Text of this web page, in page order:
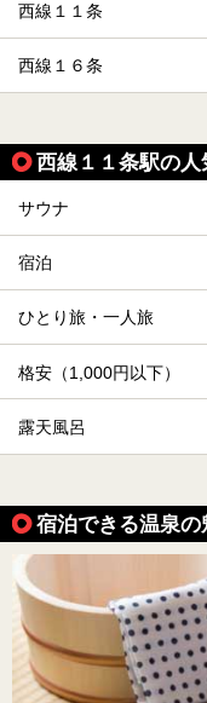
西線１１条
西線１６条
西線１１条駅の
サウナ
宿泊
ひとり旅・一人旅
格安（1,000円以下）
露天風呂
宿泊できる温泉の